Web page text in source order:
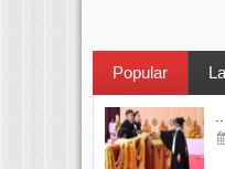
Popular